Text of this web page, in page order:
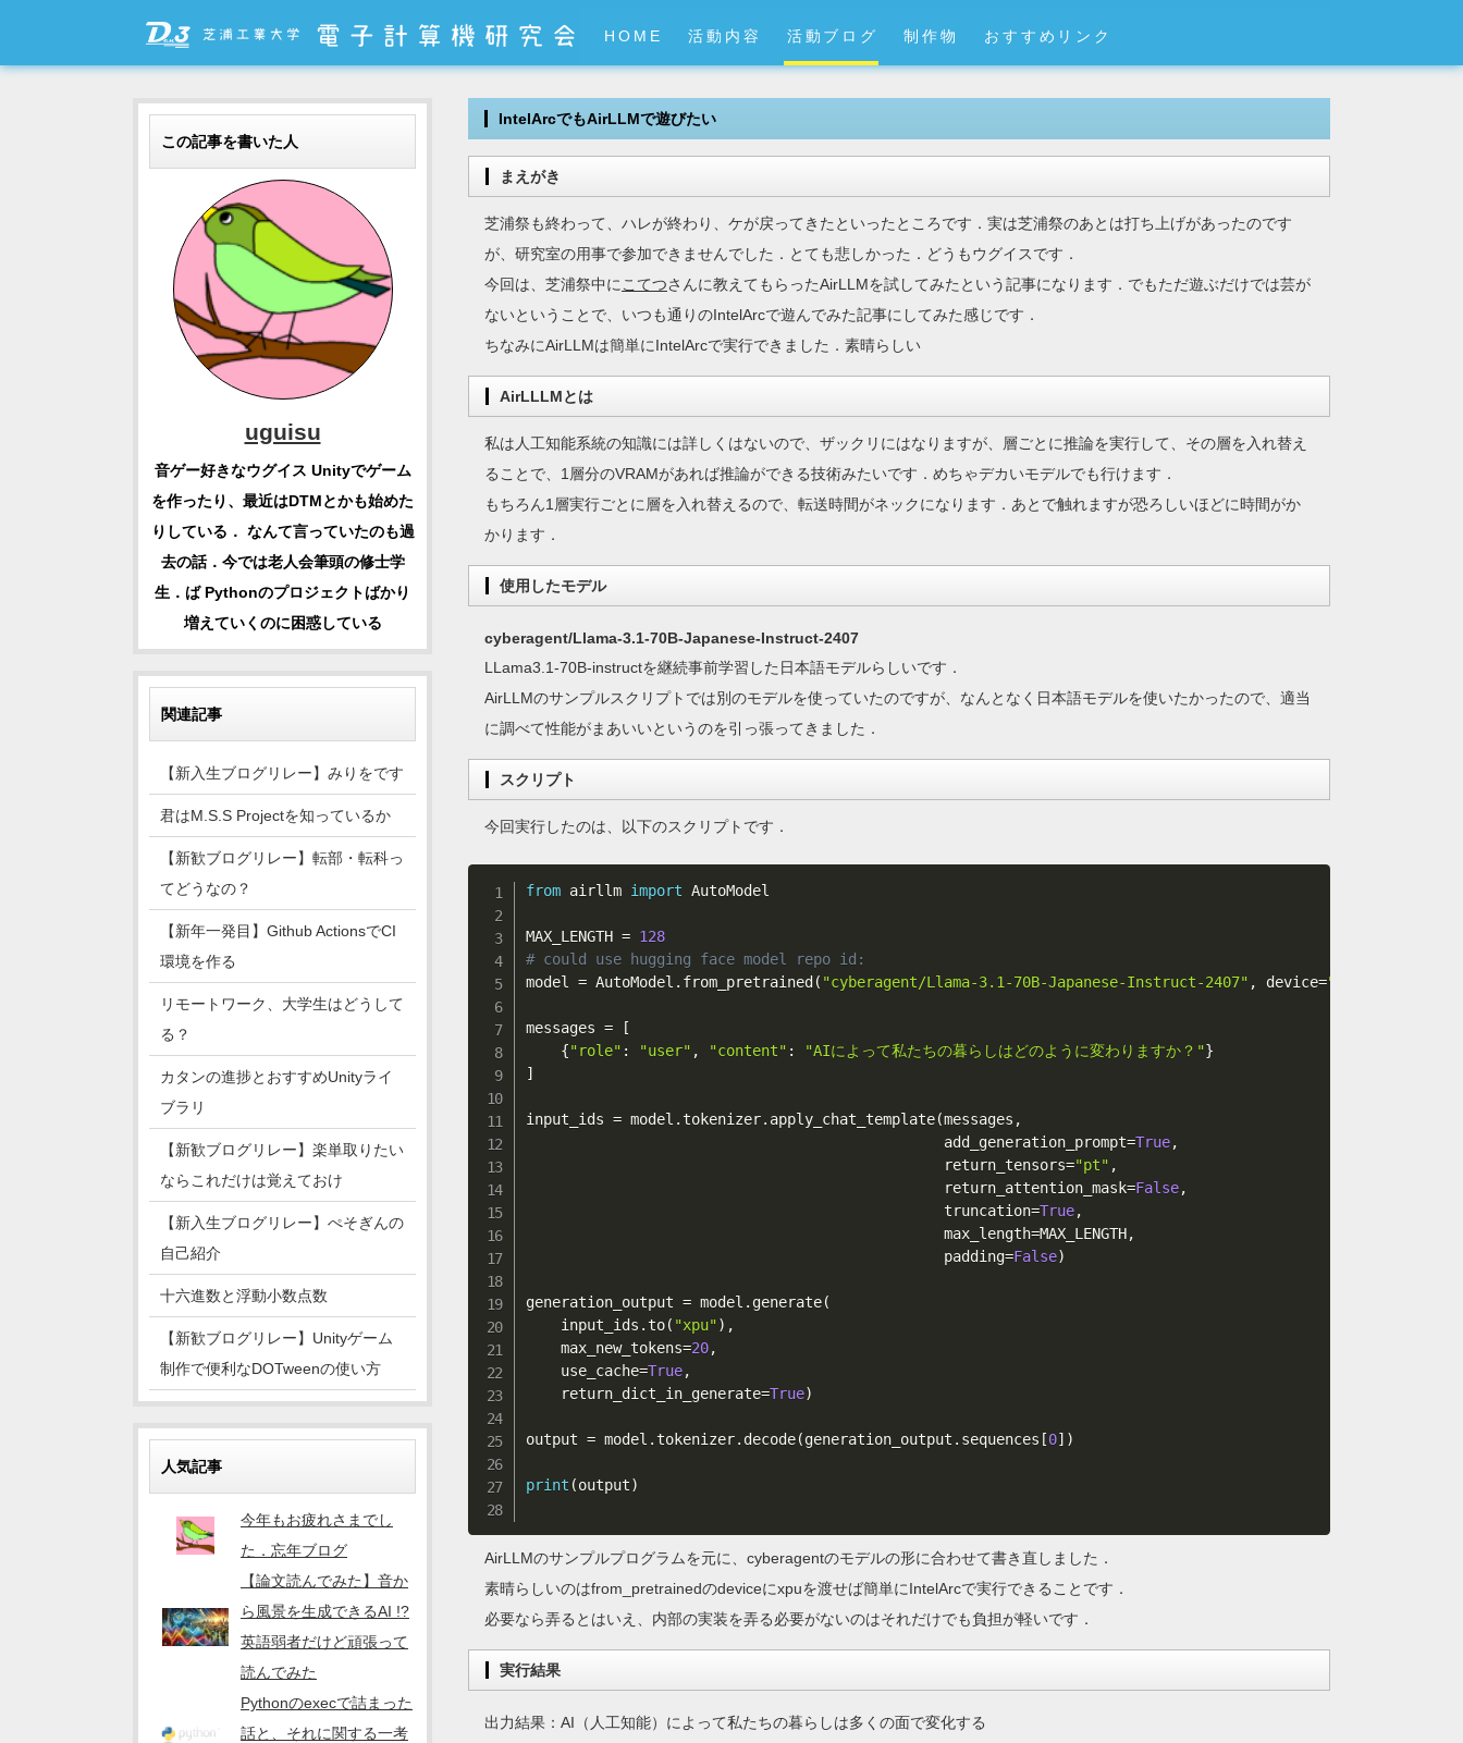
HOME 活動内容 活動ブログ 制作物 おすすめリンク
IntelArcでもAirLLMで遊びたい
まえがき
芝浦祭も終わって、ハレが終わり、ケが戻ってきたといったところです．実は芝浦祭のあとは打ち上げがあったのです
が、研究室の用事で参加できませんでした．とても悲しかった．どうもウグイスです．
今回は、芝浦祭中に こてつさんに教えてもらったAirLLMを試してみたという記事になります．でもただ遊ぶだけでは芸が
ないということで、いつも通りのIntelArcで遊んでみた記事にしてみた感じです．
ちなみにAirLLMは簡単にIntelArcで実行できました．素晴らしい
AirLLLMとは
私は人工知能系統の知識には詳しくはないので、ザックリにはなりますが、層ごとに推論を実行して、その層を入れ替え
ることで、1層分のVRAMがあれば推論ができる技術みたいです．めちゃデカいモデルでも行けます．
もちろん1層実行ごとに層を入れ替えるので、転送時間がネックになります．あとで触れますが恐ろしいほどに時間がか
かります．
使用したモデル
cyberagent/Llama-3.1-70B-Japanese-Instruct-2407
LLama3.1-70B-instructを継続事前学習した日本語モデルらしいです．
AirLLMのサンプルスクリプトでは別のモデルを使っていたのですが、なんとなく日本語モデルを使いたかったので、適当
に調べて性能がまあいいというのを引っ張ってきました．
スクリプト
今回実行したのは、以下のスクリプトです．
from airllm import AutoModel
MAX_LENGTH = 128
# could use hugging face model repo id:
model = AutoModel . from_pretrained ( "cyberagent/Llama-3.1-70B-Japanese-Instruct-2407" , device="xpu"
messages =
[
{"role" : "user" , "content" : "AIによって私たちの暮らしはどのように変わりますか？"}
]
input_ids = model .tokenizer. apply_chat_template(messages ,
                                                add_generation_prompt
=True,
                                                return_tensors
="pt" ,
                                                return_attention_mask
=False,
                                                truncation
=True,
                                                max_length
=MAX_LENGTH,
                                                padding
=False)
generation_output = model . generate(
    input_ids
.to( "xpu") ,
    max_new_tokens
=20,
    use_cache
=True,
    return_dict_in_generate
=True)
output = model .tokenizer. decode(generation_output . sequences [0] )
print (output)
AirLLMのサンプルプログラムを元に、cyberagentのモデルの形に合わせて書き直しました．
素晴らしいのはfrom_pretrainedのdeviceにxpuを渡せば簡単にIntelArcで実行できることです．
必要なら弄るとはいえ、内部の実装を弄る必要がないのはそれだけでも負担が軽いです．
実行結果
出力結果：AI（人工知能）によって私たちの暮らしは多くの面で変化する
この記事を書いた人
uguisu
音ゲー好きなウグイス Unityでゲーム
を作ったり、最近はDTMとかも始めた
りしている． なんて言っていたのも過
去の話．今では老人会筆頭の修士学
生．ば Pythonのプロジェクトばかり
増えていくのに困惑している
関連記事
【新入生ブログリレー】みりをです
君はM.S.S Projectを知っているか
【新歓ブログリレー】転部・転科っ
てどうなの？
【新年一発目】Github ActionsでCI
環境を作る
リモートワーク、大学生はどうして
る？
カタンの進捗とおすすめUnityライ
ブラリ
【新歓ブログリレー】楽単取りたい
ならこれだけは覚えておけ
【新入生ブログリレー】ぺそぎんの
自己紹介
十六進数と浮動小数点数
【新歓ブログリレー】Unityゲーム
制作で便利なDOTweenの使い方
人気記事
今年もお疲れさまでし
た．忘年ブログ
【論文読んでみた】音か
ら風景を生成できるAI !?
英語弱者だけど頑張って
読んでみた
Pythonのexecで詰まった
話と、それに関する一考